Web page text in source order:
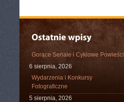
Gorące Seriale i Cyklowe Powieści
6 sierpnia, 2026
Wydarzenia i Konkursy
Fotograficzne
5 sierpnia, 2026